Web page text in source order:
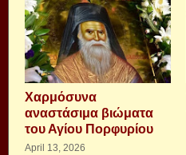
Xαρμόσυνα
αναστάσιμα βιώματα
του Αγίου Πορφυρίου
April 13, 2026